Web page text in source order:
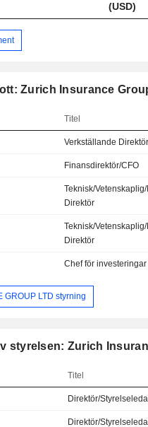
(USD)
Zurich Insurance
Titel
Verkställande Direktör
Finansdirektör/CFO
Teknisk/Vetenskaplig/
Direktör
Teknisk/Vetenskaplig/
Direktör
Chef för investeringar
GROUP LTD styrning
styrelsen: Zurich
Titel
Direktör/
Direktör/